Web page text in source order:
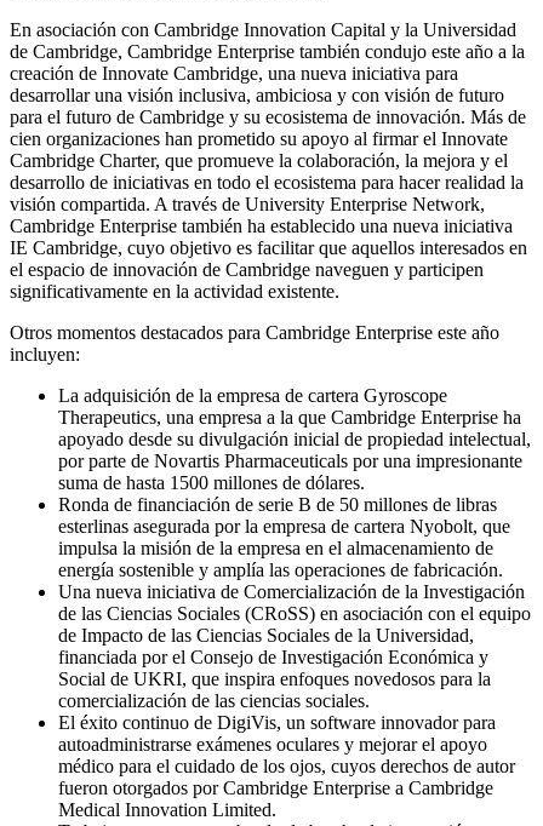
En asociación con Cambridge Innovation Capital y la Universidad
de Cambridge, Cambridge Enterprise también condujo este año a la
creación de Innovate Cambridge, una nueva iniciativa para
desarrollar una visión inclusiva, ambiciosa y con visión de futuro
para el futuro de Cambridge y su ecosistema de innovación. Más de
cien organizaciones han prometido su apoyo al firmar el Innovate
Cambridge Charter, que promueve la colaboración, la mejora y el
desarrollo de iniciativas en todo el ecosistema para hacer realidad la
visión compartida. A través de University Enterprise Network,
Cambridge Enterprise también ha establecido una nueva iniciativa
IE Cambridge, cuyo objetivo es facilitar que aquellos interesados ​​en
el espacio de innovación de Cambridge naveguen y participen
significativamente en la actividad existente.
Otros momentos destacados para Cambridge Enterprise este año
incluyen:
La adquisición de la empresa de cartera Gyroscope
Therapeutics, una empresa a la que Cambridge Enterprise ha
apoyado desde su divulgación inicial de propiedad intelectual,
por parte de Novartis Pharmaceuticals por una impresionante
suma de hasta 1500 millones de dólares.
Ronda de financiación de serie B de 50 millones de libras
esterlinas asegurada por la empresa de cartera Nyobolt, que
impulsa la misión de la empresa en el almacenamiento de
energía sostenible y amplía las operaciones de fabricación.
Una nueva iniciativa de Comercialización de la Investigación
de las Ciencias Sociales (CRoSS) en asociación con el equipo
de Impacto de las Ciencias Sociales de la Universidad,
financiada por el Consejo de Investigación Económica y
Social de UKRI, que inspira enfoques novedosos para la
comercialización de las ciencias sociales.
El éxito continuo de DigiVis, un software innovador para
autoadministrarse exámenes oculares y mejorar el apoyo
médico para el cuidado de los ojos, cuyos derechos de autor
fueron otorgados por Cambridge Enterprise a Cambridge
Medical Innovation Limited.